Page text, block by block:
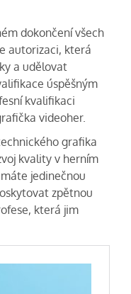
dokončení všech
autorizaci, která
a udělovat
úspěšným
kvalifikaci
videoher.
grafika
kvality v herním
jedinečnou
zpětnou
která jim